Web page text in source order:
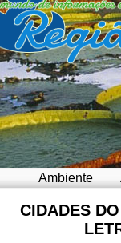
Ambiente
CIDADES